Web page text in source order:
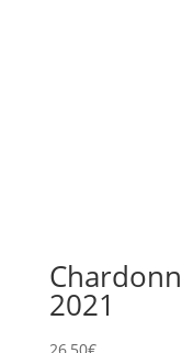
2021